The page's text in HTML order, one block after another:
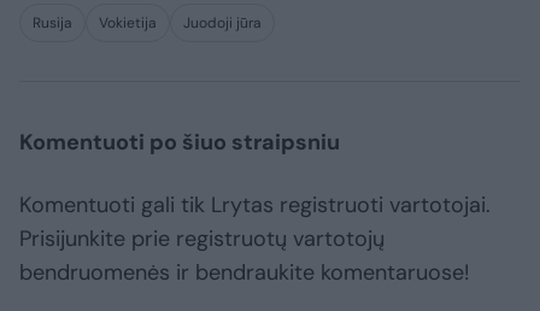
Rusija Vokietija Juodoji jūra
Komentuoti po šiuo straipsniu
Komentuoti gali tik Lrytas registruoti vartotojai.
Prisijunkite prie registruotų vartotojų
bendruomenės ir bendraukite komentaruose!